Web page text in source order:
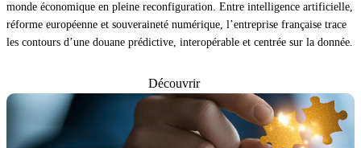
monde économique en pleine reconfiguration. Entre intelligence artificielle,
réforme européenne et souveraineté numérique, l’entreprise française trace
les contours d’une douane prédictive, interopérable et centrée sur la donnée.
Découvrir